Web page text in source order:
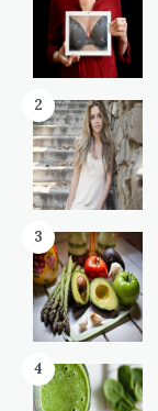
2
3
4